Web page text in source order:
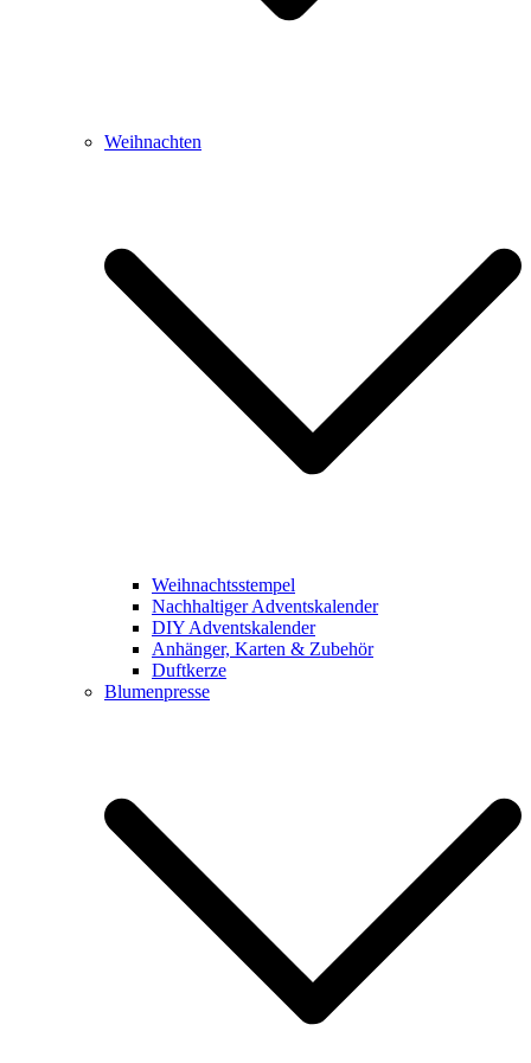
Weihnachten
Weihnachtsstempel
Nachhaltiger Adventskalender
DIY Adventskalender
Anhänger, Karten & Zubehör
Duftkerze
Blumenpresse